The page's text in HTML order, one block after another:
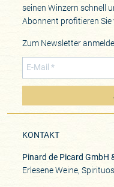
seinen Winzern schnell
Abonnent profitieren Sie
Zum Newsletter
KONTAKT
Pinard de Picard GmbH
Erlesene Weine,